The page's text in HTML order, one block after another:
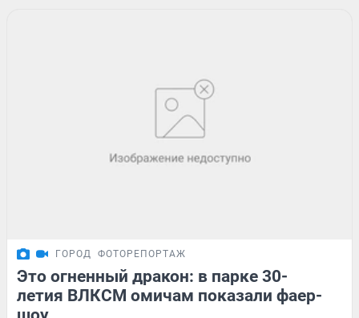
ГОРОД ФОТОРЕПОРТАЖ
Это огненный дракон: в парке 30-
летия ВЛКСМ омичам показали фаер-